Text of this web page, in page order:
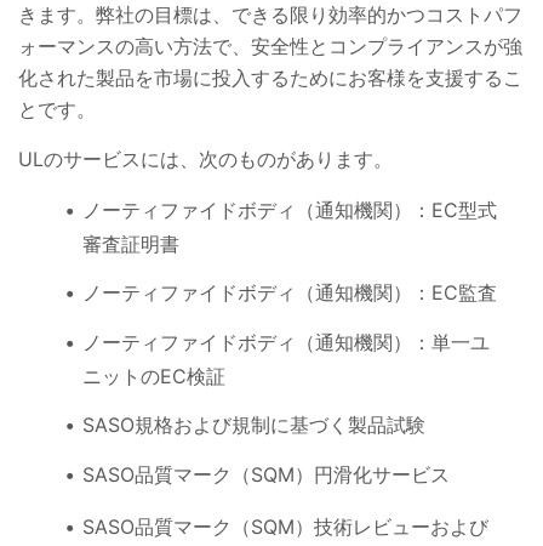
きます。弊社の目標は、できる限り効率的かつコストパフ
ォーマンスの高い方法で、安全性とコンプライアンスが強
化された製品を市場に投入するためにお客様を支援するこ
とです。
ULのサービスには、次のものがあります。
ノーティファイドボディ（通知機関）：EC型式
審査証明書
ノーティファイドボディ（通知機関）：EC監査
ノーティファイドボディ（通知機関）：単一ユ
ニットのEC検証
SASO規格および規制に基づく製品試験
SASO品質マーク（SQM）円滑化サービス
SASO品質マーク（SQM）技術レビューおよび